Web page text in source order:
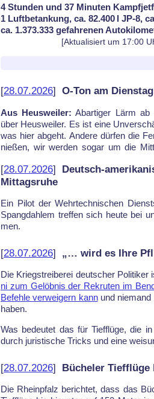
4 Stunden und 37 Minuten
1 Luftbetankung, ca. 82.400 l JP-8,
ca. 1.373.333 gefahrenen
[Aktualisiert um 17:00
[28.07.2026] O-Ton am
Aus Heusweiler: Abar­ti­ger Lärm ab
über Heus­wei­ler. Es ist ei­ne
was hier ab­ge­ht. An­de­re dür­fen die
nie­ßen, wir wer­den so­gar um die
ver­lärmt. Was las­sen die sich
[28.07.2026] Deutsch-
Mittagsruhe
Ein Pi­lot der Wehr­tech­ni­schen
Spang­dah­lem tref­fen sich heu­te bei
men.
[28.07.2026] „… wird es Ihre
Die Kriegs­trei­be­rei deut­scher
ni zum Gelöb­nis der Re­kru­ten im
Be­feh­le ver­wei­gern kannund nie­mand
ha­ben.
Was be­deu­tet das für Tief­flü­ge, die
durch ju­ris­ti­sche Tricks und ei­ne
[28.07.2026] Bücheler Tiefflüge
Die Rhein­pfalz be­rich­tet, dass das